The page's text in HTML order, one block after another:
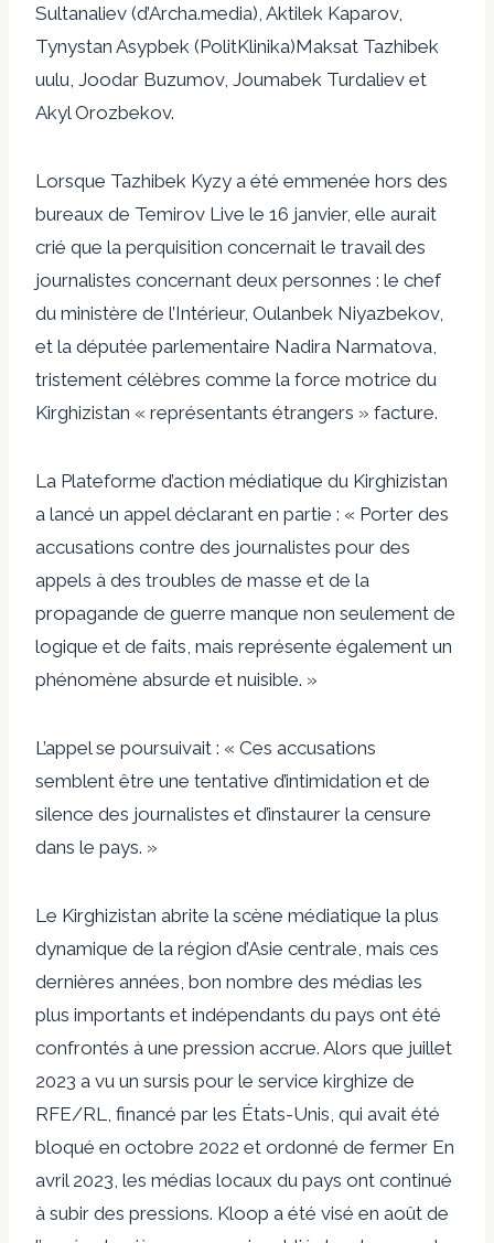
Sultanaliev (d’Archa.media), Aktilek Kaparov,
Tynystan Asypbek (PolitKlinika)Maksat Tazhibek
uulu, Joodar Buzumov, Joumabek Turdaliev et
Akyl Orozbekov.
Lorsque Tazhibek Kyzy a été emmenée hors des
bureaux de Temirov Live le 16 janvier, elle aurait
crié que la perquisition concernait le travail des
journalistes concernant deux personnes : le chef
du ministère de l’Intérieur, Oulanbek Niyazbekov,
et la députée parlementaire Nadira Narmatova,
tristement célèbres comme la force motrice du
Kirghizistan « représentants étrangers » facture.
La Plateforme d’action médiatique du Kirghizistan
a lancé un appel déclarant en partie : « Porter des
accusations contre des journalistes pour des
appels à des troubles de masse et de la
propagande de guerre manque non seulement de
logique et de faits, mais représente également un
phénomène absurde et nuisible. »
L’appel se poursuivait : « Ces accusations
semblent être une tentative d’intimidation et de
silence des journalistes et d’instaurer la censure
dans le pays. »
Le Kirghizistan abrite la scène médiatique la plus
dynamique de la région d’Asie centrale, mais ces
dernières années, bon nombre des médias les
plus importants et indépendants du pays ont été
confrontés à une pression accrue. Alors que juillet
2023 a vu un sursis pour le service kirghize de
RFE/RL, financé par les États-Unis, qui avait été
bloqué en octobre 2022 et ordonné de fermer En
avril 2023, les médias locaux du pays ont continué
à subir des pressions. Kloop a été visé en août de